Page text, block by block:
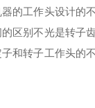
的工作头设计的
区别不光是转子
和转子工作头的